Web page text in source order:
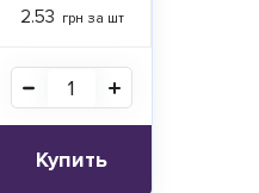
2.53 грн за шт
Купить